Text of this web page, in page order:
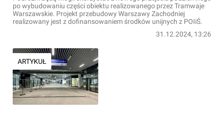
po wybudowaniu części obiektu realizowanego przez Tramwaje
Warszawskie. Projekt przebudowy Warszawy Zachodniej
realizowany jest z dofinansowaniem środków unijnych z POIiŚ.
31.12.2024, 13:26
ARTYKUŁ